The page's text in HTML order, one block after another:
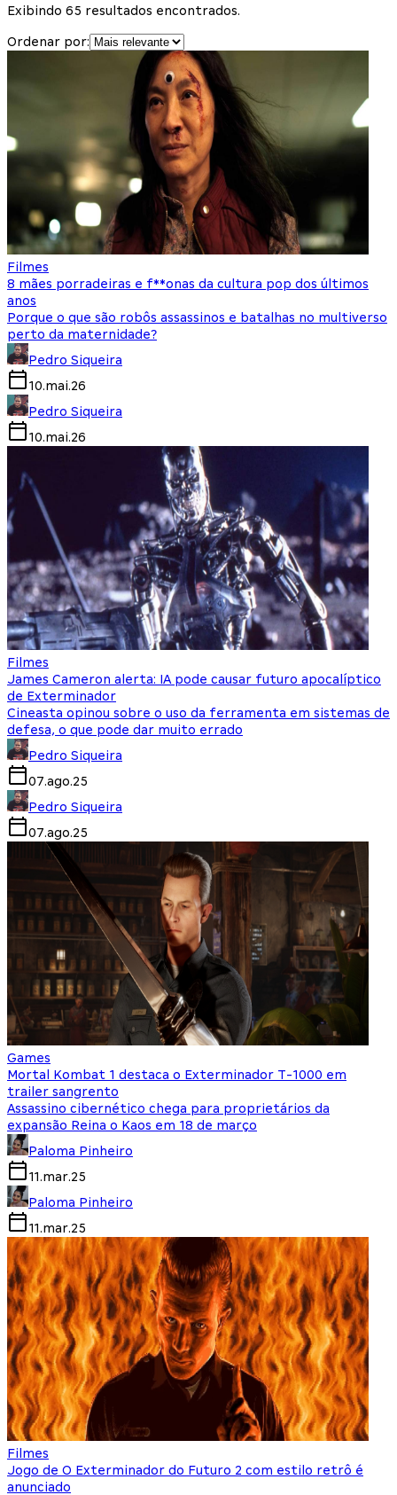
Exibindo 65 resultados encontrados.
Ordenar por:
Filmes
8 mães porradeiras e f**onas da cultura pop dos últimos
anos
Porque o que são robôs assassinos e batalhas no multiverso
perto da maternidade?
Pedro Siqueira
10.mai.26
Pedro Siqueira
10.mai.26
Filmes
James Cameron alerta: IA pode causar futuro apocalíptico
de Exterminador
Cineasta opinou sobre o uso da ferramenta em sistemas de
defesa, o que pode dar muito errado
Pedro Siqueira
07.ago.25
Pedro Siqueira
07.ago.25
Games
Mortal Kombat 1 destaca o Exterminador T-1000 em
trailer sangrento
Assassino cibernético chega para proprietários da
expansão Reina o Kaos em 18 de março
Paloma Pinheiro
11.mar.25
Paloma Pinheiro
11.mar.25
Filmes
Jogo de O Exterminador do Futuro 2 com estilo retrô é
anunciado